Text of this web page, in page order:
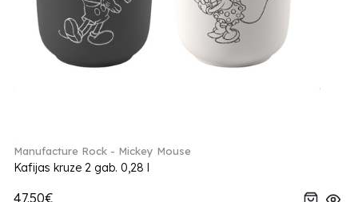
Manufacture Rock - Mickey Mouse
Kafijas kruze 2 gab. 0,28 l
47.50€